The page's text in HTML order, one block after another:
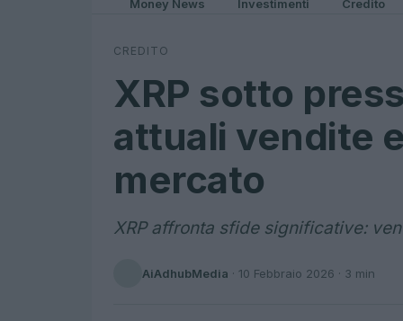
Money News Investimenti Credito
CREDITO
XRP sotto
attuali vendite
mercato
XRP affronta sfide significative:
AiAdhubMedia · 10 Febbraio 2026 · 3 min